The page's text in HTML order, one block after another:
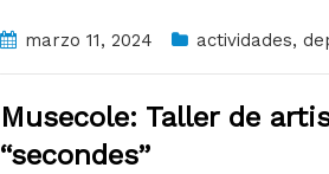
marzo 11, 2024 actividades,
Musecole: Taller de
“secondes”